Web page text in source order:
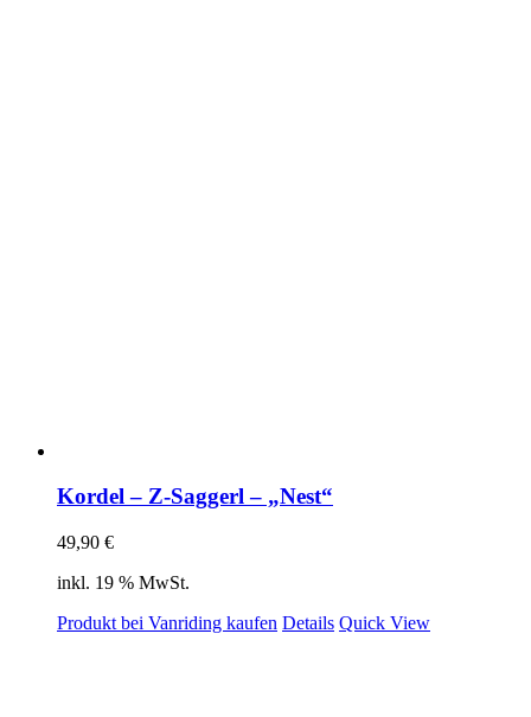
Kordel – Z-Saggerl – „Nest“
49,90 €
inkl. 19 % MwSt.
Produkt bei Vanriding kaufen Details Quick View